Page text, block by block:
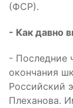
(ФСР).
- Как давно
- Последние
окончания
Российский
Плеханова.